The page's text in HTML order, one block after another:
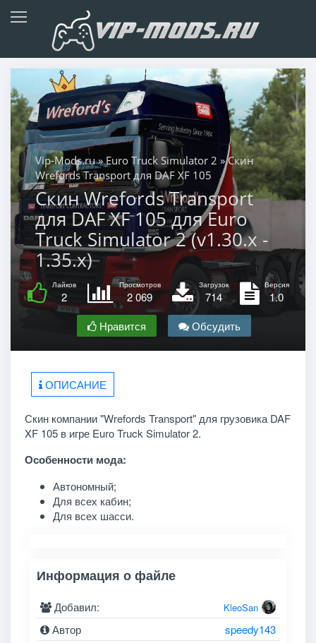
Vip-Mods.ru»Euro Truck Simulator 2 » Скин
Wrefords Transport для DAF XF 105
Скин Wrefords Transport
для DAF XF 105 для Euro
Truck Simulator 2 (v1.30.x -
1.35.x)
Лайков
2
Просмотров
2 069
Загрузок
714
Версия
1.0
Нравится
Обсудить
ОПИСАНИЕ
Скин компании "Wrefords Transport" для грузовика DAF
XF 105 в игре Euro Truck Simulator 2.
Особенности мода:
Автономный;
Для всех кабин;
Для всех шасси.
Информация о файле
Добавил: KleoSan
Автор
speedy143